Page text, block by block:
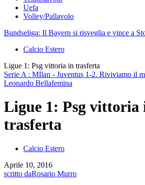
Uefa
Volley/Pallavolo
Bundseliga: Il Bayern si risveglia e vince a
Calcio Estero
Ligue 1: Psg vittoria in trasferta
Serie A : MIlan - Juventus 1-2. Riviviamo il
Leonardo Bellafemina
Ligue 1: Psg vittoria
trasferta
Calcio Estero
Aprile 10, 2016
scritto daRosario Murro